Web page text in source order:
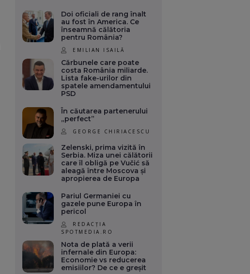
Doi oficiali de rang înalt
au fost în America. Ce
înseamnă călătoria
pentru România?
EMILIAN ISAILĂ
Cărbunele care poate
costa România miliarde.
Lista fake-urilor din
spatele amendamentului
PSD
În căutarea partenerului
„perfect”
GEORGE CHIRIACESCU
Zelenski, prima vizită în
Serbia. Miza unei călătorii
care îl obligă pe Vučić să
aleagă între Moscova și
apropierea de Europa
Pariul Germaniei cu
gazele pune Europa în
pericol
REDACȚIA
SPOTMEDIA.RO
Nota de plată a verii
infernale din Europa:
Economie vs reducerea
emisiilor? De ce e greșit